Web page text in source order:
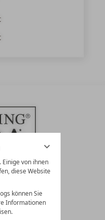
von ihnen
diese Website
können Sie
Informationen
17/Top 1